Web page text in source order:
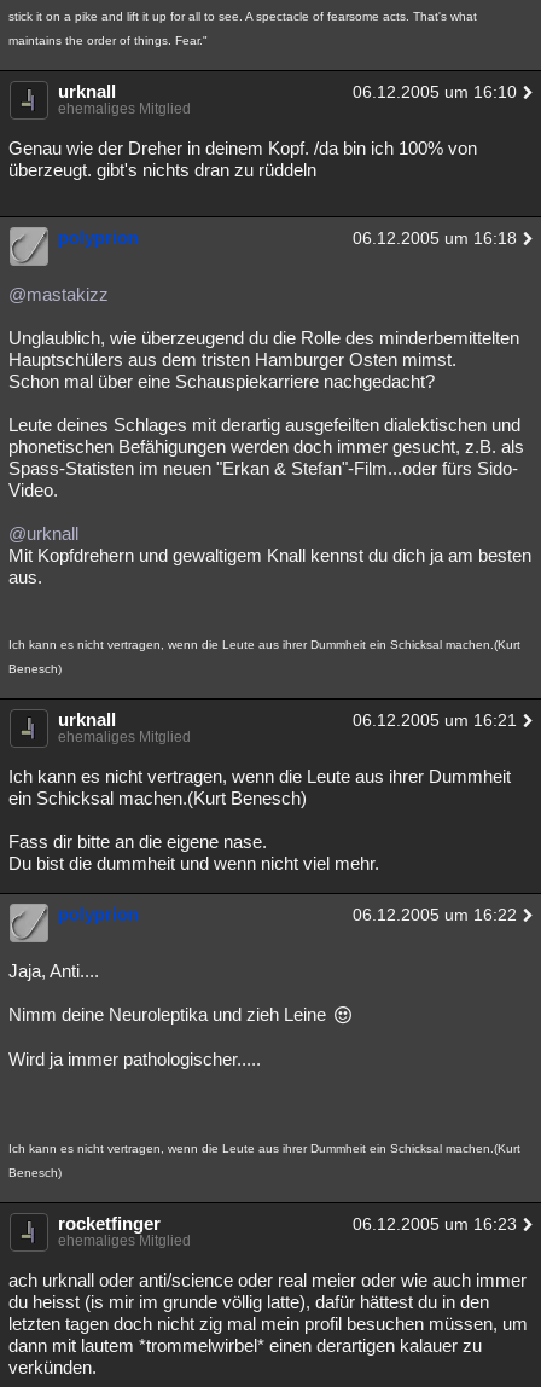
stick it on a pike and lift it up for all to see. A spectacle of fearsome acts. That's what
maintains the order of things. Fear."
urknall 06.12.2005 um 16:10
ehemaliges Mitglied
Genau wie der Dreher in deinem Kopf. /da bin ich 100% von
überzeugt. gibt's nichts dran zu rüddeln
polyprion 06.12.2005 um 16:18
@mastakizz
Unglaublich, wie überzeugend du die Rolle des minderbemittelten
Hauptschülers aus dem tristen Hamburger Osten mimst.
Schon mal über eine Schauspiekarriere nachgedacht?
Leute deines Schlages mit derartig ausgefeilten dialektischen und
phonetischen Befähigungen werden doch immer gesucht, z.B. als
Spass-Statisten im neuen "Erkan & Stefan"-Film...oder fürs Sido-
Video.
@urknall
Mit Kopfdrehern und gewaltigem Knall kennst du dich ja am besten
aus.
Ich kann es nicht vertragen, wenn die Leute aus ihrer Dummheit ein Schicksal machen.(Kurt
Benesch)
urknall 06.12.2005 um 16:21
ehemaliges Mitglied
Ich kann es nicht vertragen, wenn die Leute aus ihrer Dummheit
ein Schicksal machen.(Kurt Benesch)
Fass dir bitte an die eigene nase.
Du bist die dummheit und wenn nicht viel mehr.
polyprion 06.12.2005 um 16:22
Jaja, Anti....
Nimm deine Neuroleptika und zieh Leine
Wird ja immer pathologischer.....
Ich kann es nicht vertragen, wenn die Leute aus ihrer Dummheit ein Schicksal machen.(Kurt
Benesch)
rocketfinger 06.12.2005 um 16:23
ehemaliges Mitglied
ach urknall oder anti/science oder real meier oder wie auch immer
du heisst (is mir im grunde völlig latte), dafür hättest du in den
letzten tagen doch nicht zig mal mein profil besuchen müssen, um
dann mit lautem *trommelwirbel* einen derartigen kalauer zu
verkünden.